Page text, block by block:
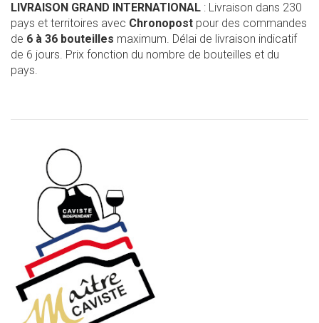
LIVRAISON GRAND INTERNATIONAL : Livraison dans 230
pays et territoires avec Chronopost pour des commandes
de 6 à 36 bouteilles maximum. Délai de livraison indicatif
de 6 jours. Prix fonction du nombre de bouteilles et du
pays.